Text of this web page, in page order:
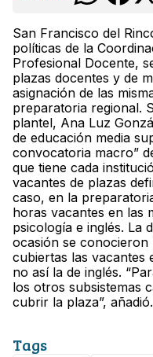
San Francisco del
políticas de la
Profesional Docente,
plazas docentes y de
asignación de las
preparatoria regional.
plantel, Ana Luz
de educación media
convocatoria macro”
que tiene cada
vacantes de plazas
caso, en la
horas vacantes en las
psicología e inglés. La
ocasión se
cubiertas las vacantes
no así la de inglés.
los otros subsistemas
cubrir la plaza”, añadió.
Tags